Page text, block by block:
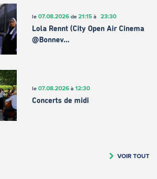
le 07.08.2026de 21:15à 23:30
Lola Rennt (City Open Air Cinema
@Bonnev…
le 07.08.2026à 12:30
Concerts de midi
VOIR TOUT